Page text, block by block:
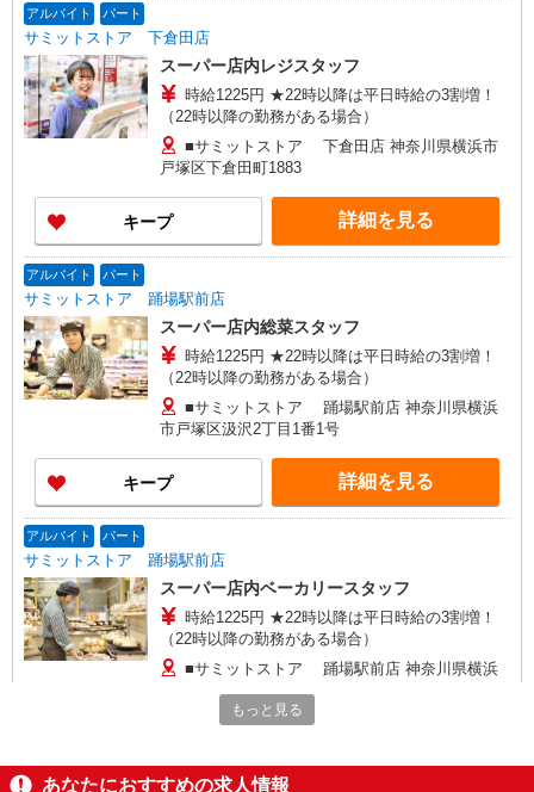
アルバイト パート
サミットストア 下倉田店
スーパー店内レジスタッフ
時給1225円 ★22時以降は平日時給の3割増！
（22時以降の勤務がある場合）
■サミットストア 下倉田店 神奈川県横浜市
戸塚区下倉田町1883
キープ 詳細を見る
アルバイト パート
サミットストア 踊場駅前店
スーパー店内総菜スタッフ
時給1225円 ★22時以降は平日時給の3割増！
（22時以降の勤務がある場合）
■サミットストア 踊場駅前店 神奈川県横浜
市戸塚区汲沢2丁目1番1号
キープ 詳細を見る
アルバイト パート
サミットストア 踊場駅前店
スーパー店内ベーカリースタッフ
時給1225円 ★22時以降は平日時給の3割増！
（22時以降の勤務がある場合）
■サミットストア 踊場駅前店 神奈川県横浜
市戸塚区汲沢2丁目1番1号
もっと見る
あなたにおすすめの求人情報